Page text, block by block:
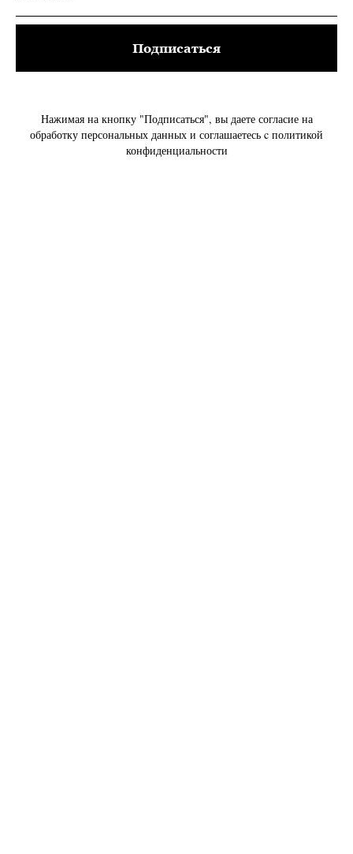
Подписаться
Нажимая на кнопку "Подписаться", вы даете согласие на
обработку персональных данных и соглашаетесь c политикой
конфиденциальности